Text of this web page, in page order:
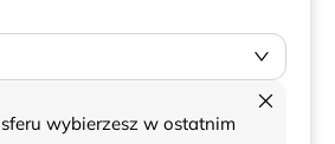
wybierzesz w ostatnim